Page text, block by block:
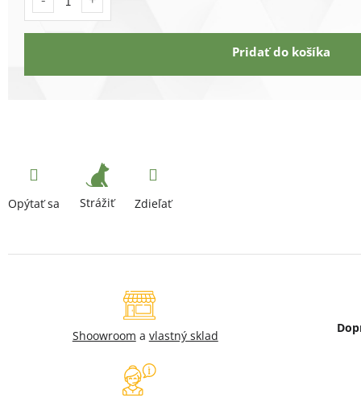
Pridať do košíka
Opýtať sa Strážiť Zdieľať
Shoowroom a vlastný sklad